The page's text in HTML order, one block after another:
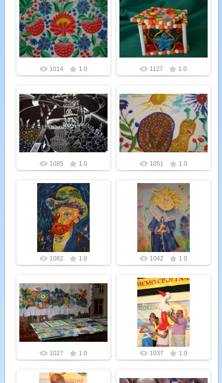
26.07.2012
Admin
1014 1.0
26.07.2012
Admin
1127 1.0
26.07.2012
Admin
1085 1.0
26.07.2012
Admin
1051 1.0
26.07.2012
Admin
1082 1.0
26.07.2012
Admin
1042 1.0
26.07.2012
Admin
1027 1.0
26.07.2012
Admin
1037 1.0